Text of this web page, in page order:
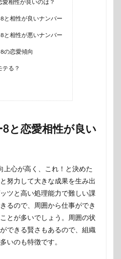
相性が良いのは？
と相性が良いナンバー
と相性が悪いナンバー
の恋愛傾向
る？
と恋愛相性が良い
上心が高く、これ！と決めた
努力して大きな成果を生み出
ツと高い処理能力で難しい課
るので、周囲から仕事ができ
とが多いでしょう。周囲の状
できる賢さもあるので、組織
いのも特徴です。